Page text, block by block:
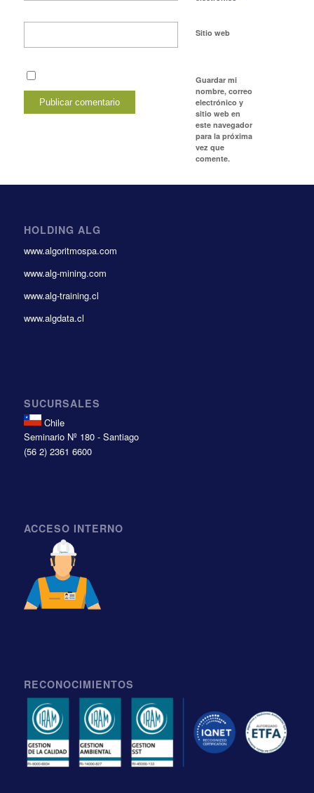
Sitio web
Guardar mi
nombre, correo
electrónico y
sitio web en
este navegador
para la próxima
vez que
comente.
HOLDING ALG
www.algoritmospa.com
www.alg-mining.com
www.alg-training.cl
www.algdata.cl
SUCURSALES
Chile
Seminario Nº 180 - Santiago
(56 2) 2361 6600
ACCESO INTERNO
RECONOCIMIENTOS